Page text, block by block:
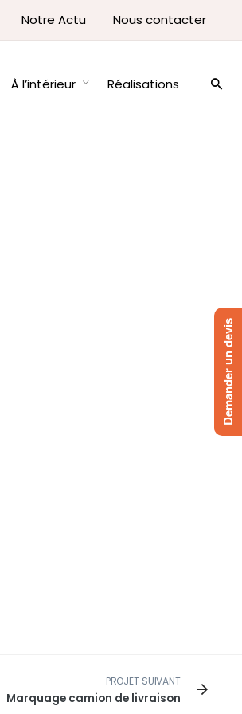
Notre Actu Nous contacter
À l’intérieur Réalisations
PROJET SUIVANT
Marquage camion de livraison
Demander un devis